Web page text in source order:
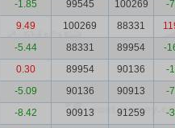
-1.85 99545 100269
-
9.49 100269 88331
-5.44 88331 89954
-
0.30 89954 90136
-
-5.09 90136 90913
-
-8.42 90913 91259
-